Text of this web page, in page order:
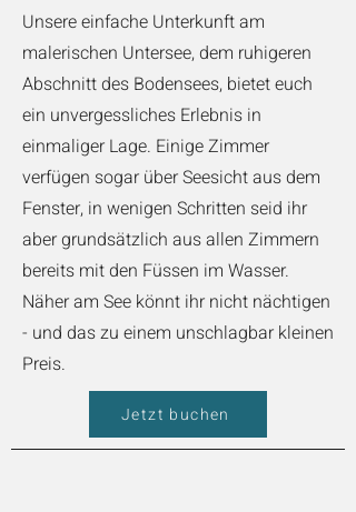
Unsere einfache Unterkunft am
malerischen Untersee, dem ruhigeren
Abschnitt des Bodensees, bietet euch
ein unvergessliches Erlebnis in
einmaliger Lage. Einige Zimmer
verfügen sogar über Seesicht aus dem
Fenster, in wenigen Schritten seid ihr
aber grundsätzlich aus allen Zimmern
bereits mit den Füssen im Wasser.
Näher am See könnt ihr nicht nächtigen
- und das zu einem unschlagbar kleinen
Preis.
Jetzt buchen